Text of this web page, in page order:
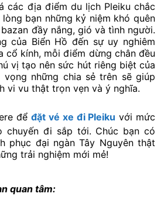
các địa điểm du lịch Pleiku chắc
bạn những kỷ niệm khó quên
đầy nắng, gió và tình người.
của Biển Hồ đến sự uy nghiêm
cổ kính, mỗi điểm dừng chân đều
vị tạo nên sức hút riêng biệt của
vọng những chia sẻ trên sẽ giúp
vi vu thật trọn vẹn và ý nghĩa.
đểđặt vé xe đi Pleiku với mức
chuyến đi sắp tới. Chúc bạn có
phục đại ngàn Tây Nguyên thật
trải nghiệm mới mẻ!
quan tâm: